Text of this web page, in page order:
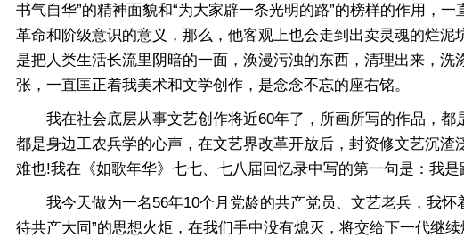
书气自华”的精神面貌和“为大家辟一条光明的路”的榜样的作用，
革命和阶级意识的意义，那么，他客观上也会走到出卖灵魂的烂
是把人类生活长流里阴暗的一面，涣漫污浊的东西，清理出来，
张，一直匡正着我美术和文学创作，是念念不忘的座右铭。
我在社会底层从事文艺创作将近60年了，所画所写的作品，都
都是身边工农兵学的心声，在文艺界改革开放后，封资修文艺沉
难也!我在《如歌年华》七七、七八届回忆录中写的第一句是：我
我今天做为一名56年10个月党龄的共产党员、文艺老兵，我怀
待共产大同”的思想火炬，在我们手中没有熄灭，将交给下一代继续